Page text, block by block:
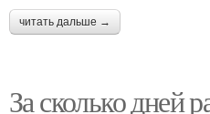
читать дальше →
За сколько дней